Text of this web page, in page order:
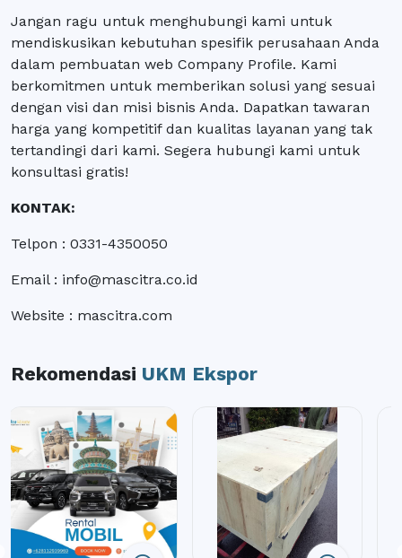
Jangan ragu untuk menghubungi kami untuk
mendiskusikan kebutuhan spesifik perusahaan Anda
dalam pembuatan web Company Profile. Kami
berkomitmen untuk memberikan solusi yang sesuai
dengan visi dan misi bisnis Anda. Dapatkan tawaran
harga yang kompetitif dan kualitas layanan yang tak
tertandingi dari kami. Segera hubungi kami untuk
konsultasi gratis!
KONTAK:
Telpon : 0331-4350050
Email : info@mascitra.co.id
Website : mascitra.com
Rekomendasi UKM Ekspor